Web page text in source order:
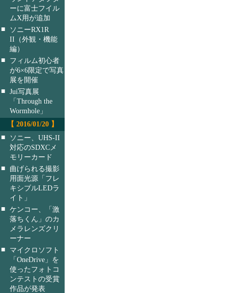
ーに富士フイル
ムX用が追加
■
ソニーRX1R
II（外観・機能
編）
■
フィルム初心者
が6×6限定で写真
展を開催
■ Jui写真展
「Through the
Wormhole」
【 2016/01/20 】
■
ソニー、UHS-II
対応のSDXCメ
モリーカード
■
曲げられる撮影
用面光源「フレ
キシブルLEDラ
イト」
■ ケンコー、「激
落ちくん」のカ
メラレンズクリ
ーナー
■
マイクロソフト
「OneDrive」を
使ったフォトコ
ンテストの受賞
作品が発表